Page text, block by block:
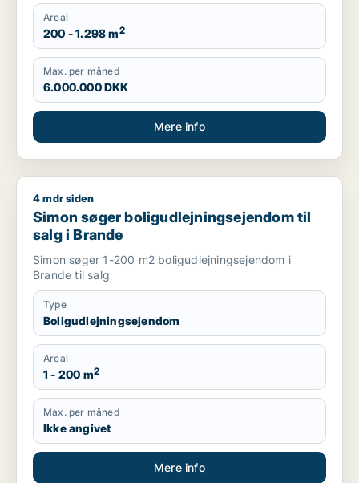
Areal
200 - 1.298 m2
Max. per måned
6.000.000 DKK
Mere info
Simon søger boligudlejningsejendom til salg i Brande
4 mdr siden
Simon søger boligudlejningsejendom til
salg i Brande
Simon søger 1-200 m2 boligudlejningsejendom i
Brande til salg
Type
Boligudlejningsejendom
Areal
1 - 200 m2
Max. per måned
Ikke angivet
Mere info